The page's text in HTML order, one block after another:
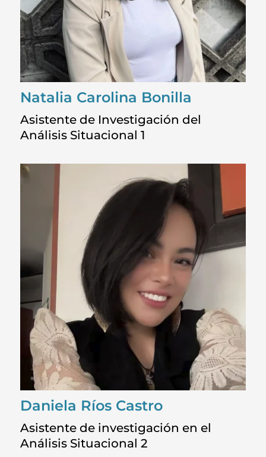
Natalia Carolina Bonilla
Asistente de Investigación del
Análisis Situacional 1
Daniela Ríos Castro
Asistente de investigación en el
Análisis Situacional 2